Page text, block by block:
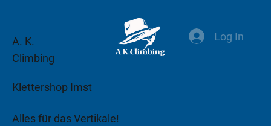
A. K.
Climbing
Klettershop Imst
Alles für das Vertikale!
Log In